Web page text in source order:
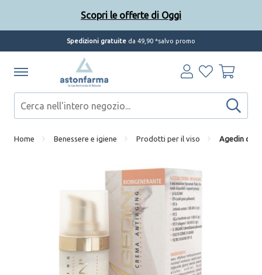
Spedizioni gratuite da 49,90 *salvo promo
Home Benessere e igiene Prodotti per il viso Agedin
Scopri le offerte di Oggi